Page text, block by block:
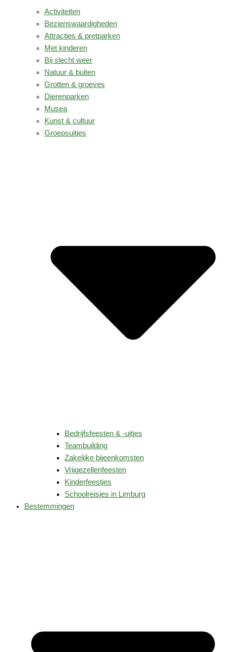
Activiteiten
Bezienswaardigheden
Attracties & pretparken
Met kinderen
Bij slecht weer
Natuur & buiten
Grotten & groeves
Dierenparken
Musea
Kunst & cultuur
Groepsuitjes
Bedrijfsfeesten & -uitjes
Teambuilding
Zakelijke bijeenkomsten
Vrijgezellenfeesten
Kinderfeestjes
Schoolreisjes in Limburg
Bestemmingen